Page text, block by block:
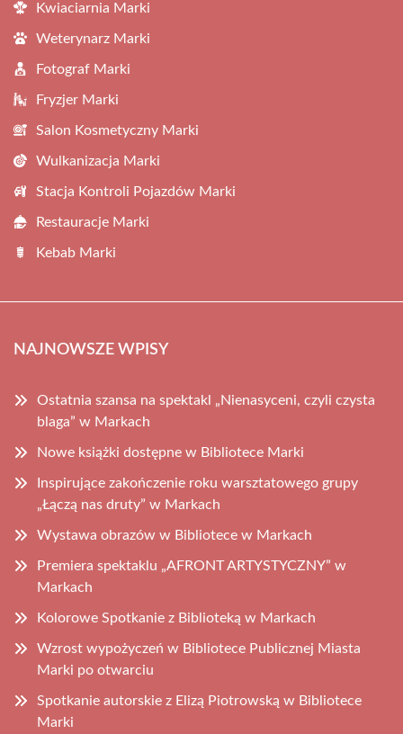
Kwiaciarnia Marki
Weterynarz Marki
Fotograf Marki
Fryzjer Marki
Salon Kosmetyczny Marki
Wulkanizacja Marki
Stacja Kontroli Pojazdów Marki
Restauracje Marki
Kebab Marki
NAJNOWSZE WPISY
Ostatnia szansa na spektakl „Nienasyceni, czyli czysta
blaga” w Markach
Nowe książki dostępne w Bibliotece Marki
Inspirujące zakończenie roku warsztatowego grupy
„Łączą nas druty” w Markach
Wystawa obrazów w Bibliotece w Markach
Premiera spektaklu „AFRONT ARTYSTYCZNY” w
Markach
Kolorowe Spotkanie z Biblioteką w Markach
Wzrost wypożyczeń w Bibliotece Publicznej Miasta
Marki po otwarciu
Spotkanie autorskie z Elizą Piotrowską w Bibliotece
Marki